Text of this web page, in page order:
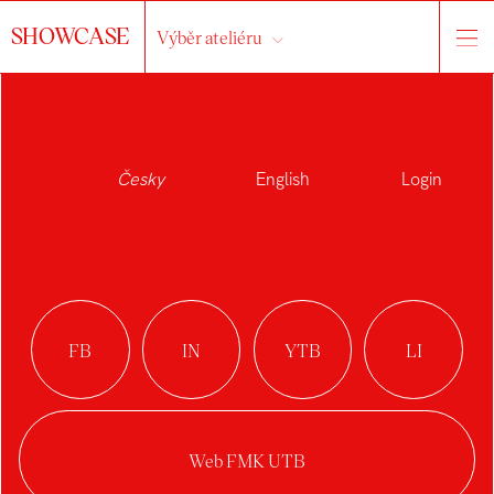
Česky English Login
SHOWCASE Výběr ateliéru
POLÁŠKOVÁ